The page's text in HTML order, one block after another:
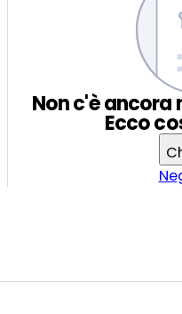
Non c'è ancora
Ecco